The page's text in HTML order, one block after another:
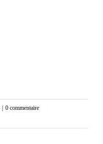
0 commentaire